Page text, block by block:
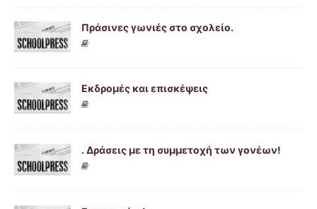
Πράσινες γωνιές στο σχολείο.
Εκδρομές και επισκέψεις
. Δράσεις με τη συμμετοχή των γονέων!